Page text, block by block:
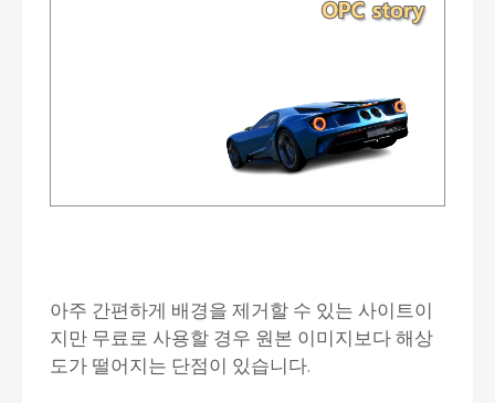
아주 간편하게 배경을 제거할 수 있는 사이트이
지만 무료로 사용할 경우 원본 이미지보다 해상
도가 떨어지는 단점이 있습니다.